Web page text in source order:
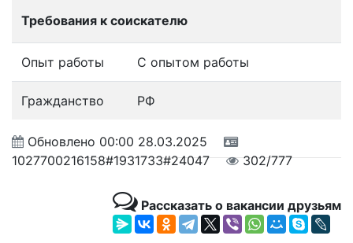
Требования к соискателю
Опыт работы С опытом работы
Гражданство РФ
Обновлено 00:00 28.03.2025
1027700216158#1931733#24047
302/777
Рассказать о вакансии друзьям